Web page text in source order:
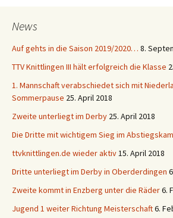
News
Auf gehts in die Saison 2019/2020… 8.
TTV Knittlingen III hält erfolgreich die Klasse
1. Mannschaft verabschiedet sich mit
Sommerpause 25. April 2018
Zweite unterliegt im Derby 25. April 2018
Die Dritte mit wichtigem Sieg im
ttvknittlingen.de wieder aktiv15. April 2018
Dritte unterliegt im Derby in Oberderdingen
Zweite kommt in Enzberg unter die Räder6.
Jugend 1 weiter Richtung Meisterschaft6.